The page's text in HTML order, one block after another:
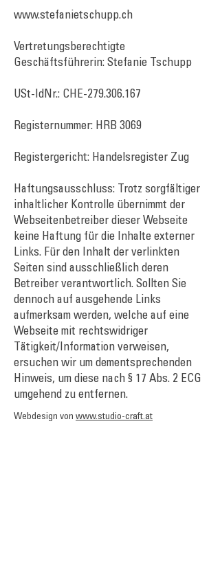
www.stefanietschupp.ch
Vertretungsberechtigte
Geschäftsführerin: Stefanie Tschupp
USt-IdNr.: CHE-279.306.167
Registernummer: HRB 3069
Registergericht: Handelsregister Zug
Haftungsausschluss: Trotz sorgfältiger
inhaltlicher Kontrolle übernimmt der
Webseitenbetreiber dieser Webseite
keine Haftung für die Inhalte externer
Links. Für den Inhalt der verlinkten
Seiten sind ausschließlich deren
Betreiber verantwortlich. Sollten Sie
dennoch auf ausgehende Links
aufmerksam werden, welche auf eine
Webseite mit rechtswidriger
Tätigkeit/Information verweisen,
ersuchen wir um dementsprechenden
Hinweis, um diese nach § 17 Abs. 2 ECG
umgehend zu entfernen.
Webdesign von www.studio-craft.at